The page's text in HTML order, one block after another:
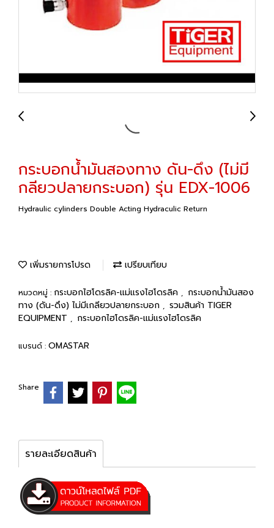
กระบอกน้ำมันสองทาง ดัน-ดึง (ไม่มี
กลียวปลายกระบอก) รุ่น EDX-1006
Hydraulic cylinders Double Acting Hydraculic Return
เพิ่มรายการโปรด เปรียบเทียบ
หมวดหมู่ : กระบอกไฮโดรลิค-แม่แรงไฮโดรลิค , กระบอกน้ำมันสอง
ทาง (ดัน-ดึง) ไม่มีเกลียวปลายกระบอก , รวมสินค้า TIGER
EQUIPMENT , กระบอกไฮโดรลิค-แม่แรงไฮโดรลิค
แบรนด์ : OMASTAR
Share
รายละเอียดสินค้า